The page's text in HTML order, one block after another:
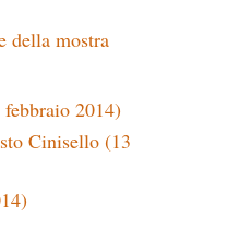
della mostra
2014)
Cinisello (13